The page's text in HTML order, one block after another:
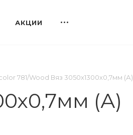
АКЦИИ
781/Wood Вяз 3050х1300х0,7мм (А)
(А)